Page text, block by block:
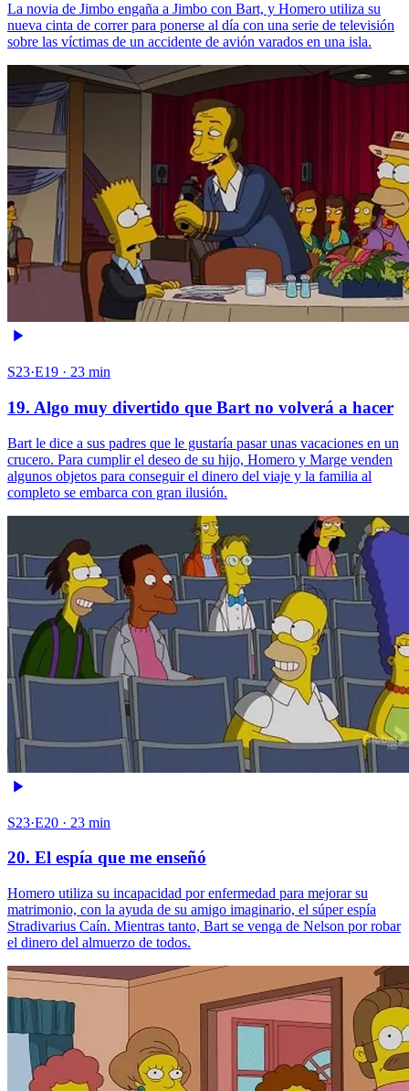
La novia de Jimbo engaña a Jimbo con Bart, y Homero utiliza su
nueva cinta de correr para ponerse al día con una serie de televisión
sobre las víctimas de un accidente de avión varados en una isla.
S23·E19 · 23 min
19. Algo muy divertido que Bart no volverá a hacer
Bart le dice a sus padres que le gustaría pasar unas vacaciones en un
crucero. Para cumplir el deseo de su hijo, Homero y Marge venden
algunos objetos para conseguir el dinero del viaje y la familia al
completo se embarca con gran ilusión.
S23·E20 · 23 min
20. El espía que me enseñó
Homero utiliza su incapacidad por enfermedad para mejorar su
matrimonio, con la ayuda de su amigo imaginario, el súper espía
Stradivarius Caín. Mientras tanto, Bart se venga de Nelson por robar
el dinero del almuerzo de todos.